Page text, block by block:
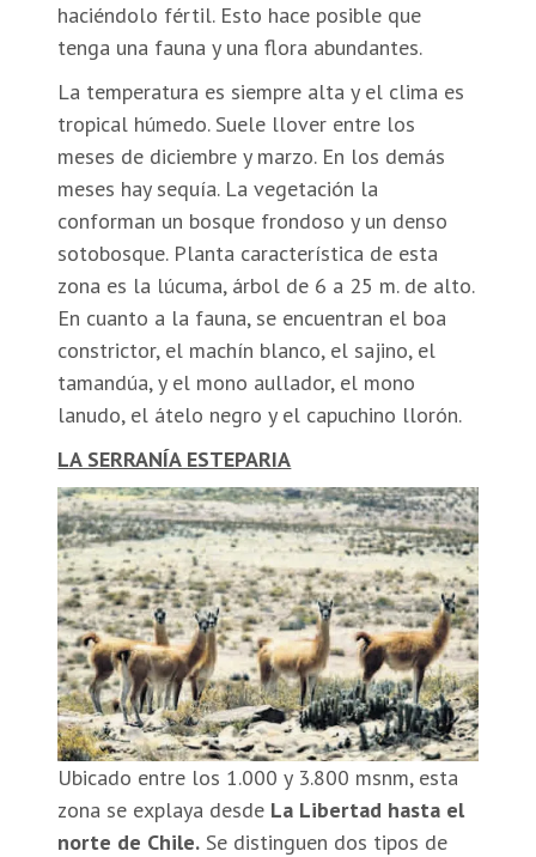
haciéndolo fértil. Esto hace posible que
tenga una fauna y una flora abundantes.
La temperatura es siempre alta y el clima es
tropical húmedo. Suele llover entre los
meses de diciembre y marzo. En los demás
meses hay sequía. La vegetación la
conforman un bosque frondoso y un denso
sotobosque. Planta característica de esta
zona es la lúcuma, árbol de 6 a 25 m. de alto.
En cuanto a la fauna, se encuentran el boa
constrictor, el machín blanco, el sajino, el
tamandúa, y el mono aullador, el mono
lanudo, el átelo negro y el capuchino llorón.
LA SERRANÍA ESTEPARIA
Ubicado entre los 1.000 y 3.800 msnm, esta
zona se explaya desde La Libertad hasta el
norte de Chile. Se distinguen dos tipos de